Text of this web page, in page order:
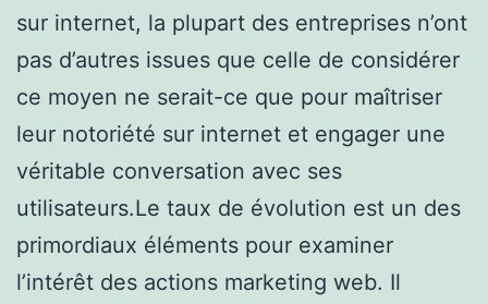
sur internet, la plupart des entreprises n’ont
pas d’autres issues que celle de considérer
ce moyen ne serait-ce que pour maîtriser
leur notoriété sur internet et engager une
véritable conversation avec ses
utilisateurs.Le taux de évolution est un des
primordiaux éléments pour examiner
l’intérêt des actions marketing web. Il